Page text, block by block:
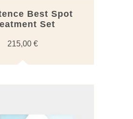
Best Spot
Set
215,00 €